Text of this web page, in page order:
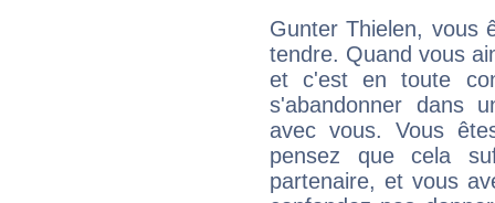
Gunter Thielen, vous
tendre. Quand vous
et c'est en toute
s'abandonner dans
avec vous. Vous
pensez que cela
partenaire, et vous